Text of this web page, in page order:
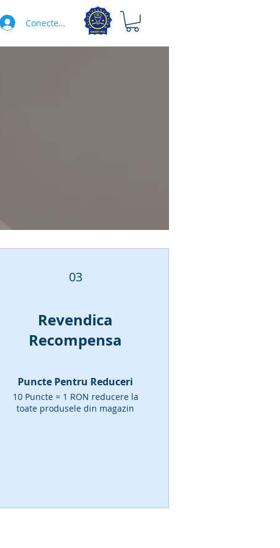
Conectează-te
03
Revendica
Recompensa
Puncte Pentru Reduceri
10 Puncte = 1 RON reducere la
toate produsele din magazin